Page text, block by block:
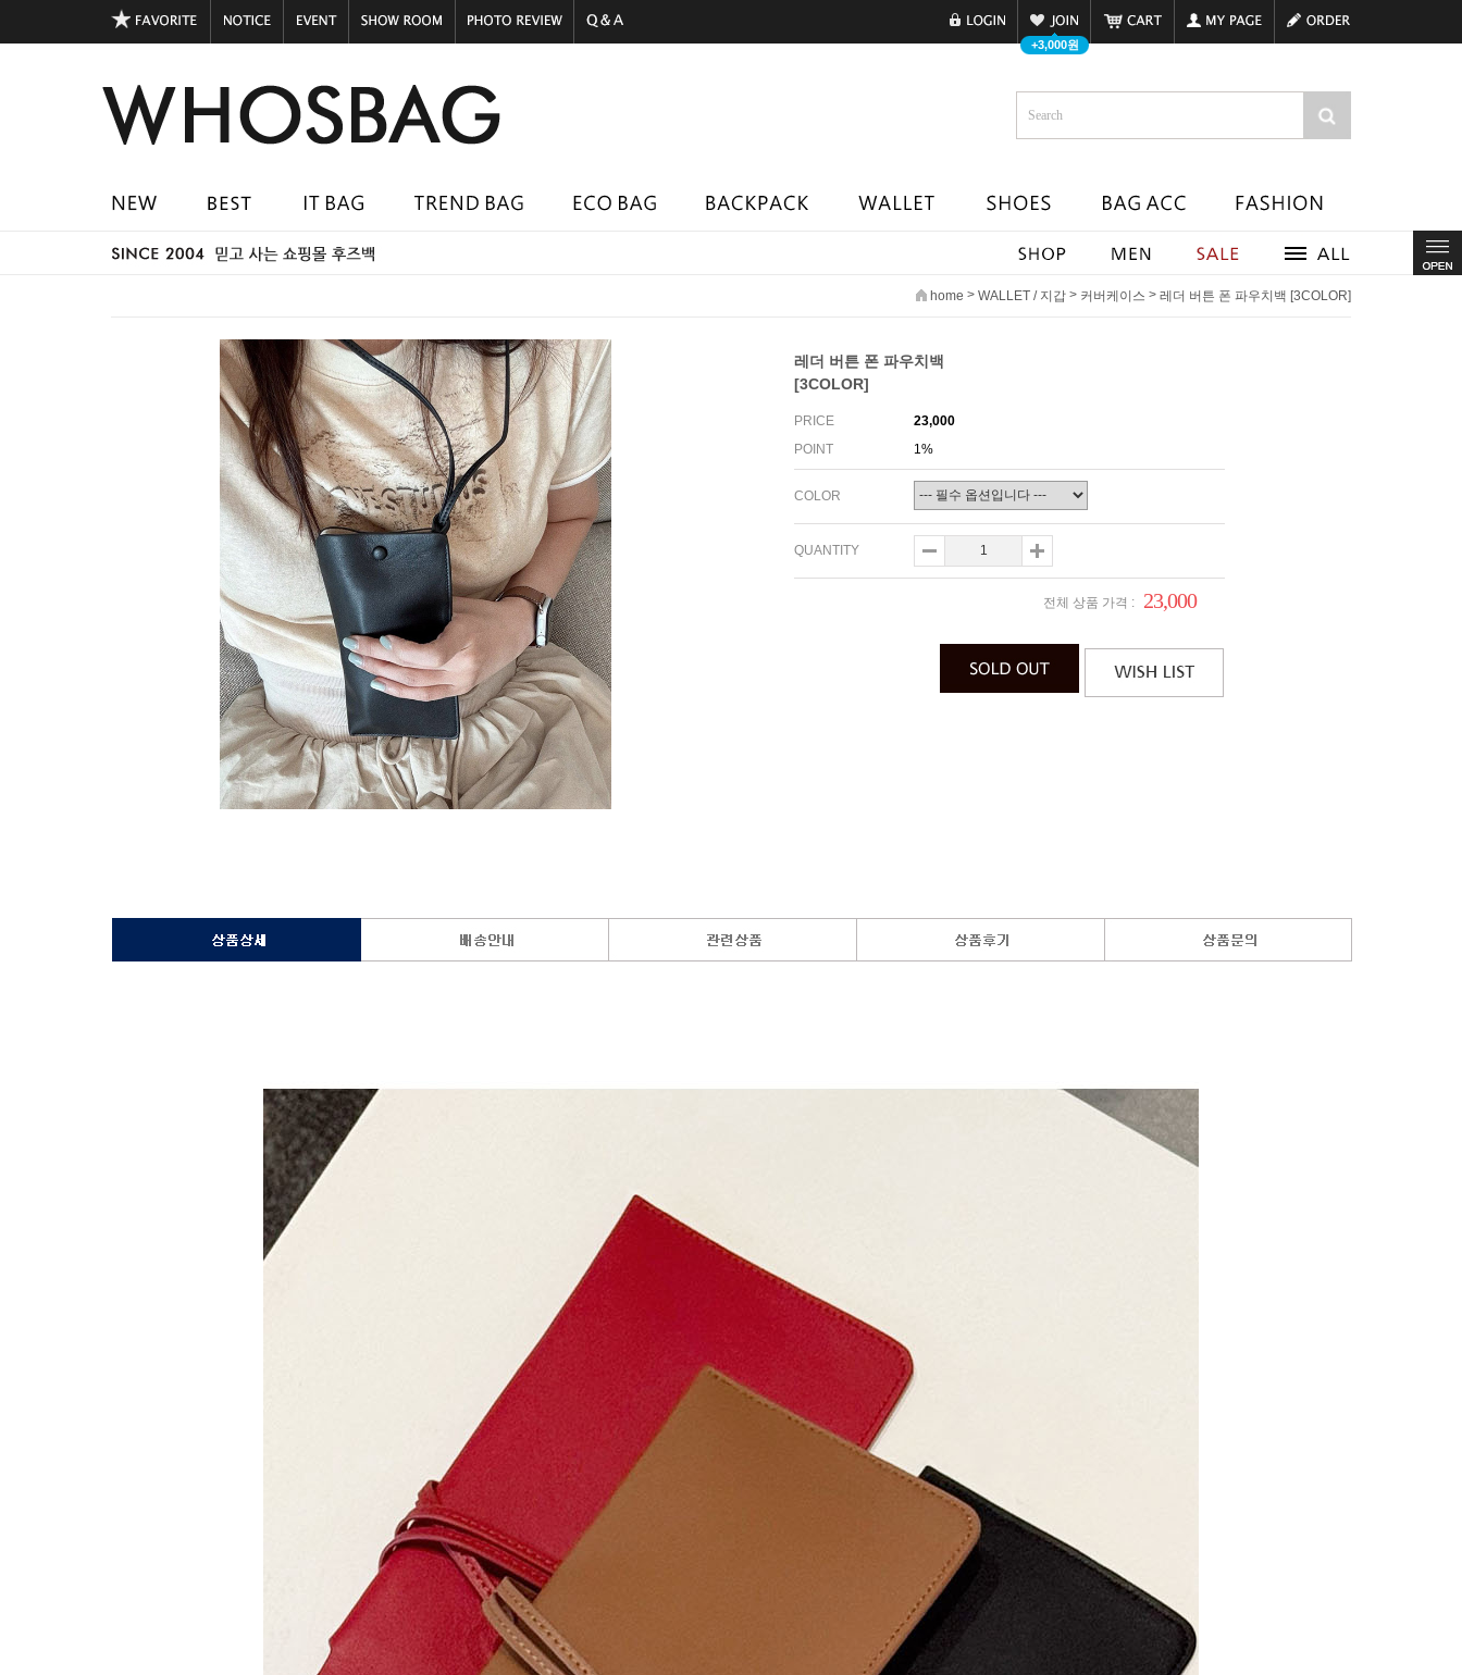
+3,000원
home > WALLET / 지갑 > 커버케이스 > 레더 버튼 폰 파우치백 [3COLOR]
레더 버튼 폰 파우치백
[3COLOR]
PRICE
23,000
POINT
1%
COLOR
QUANTITY
전체 상품 가격 : 23,000